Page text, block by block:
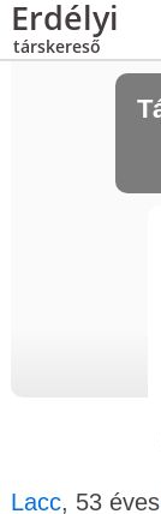
Erdélyi
társkereső
Lacc, 53 éves